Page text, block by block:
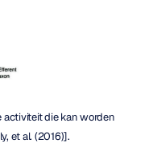
die kan worden
et al. (2016)].